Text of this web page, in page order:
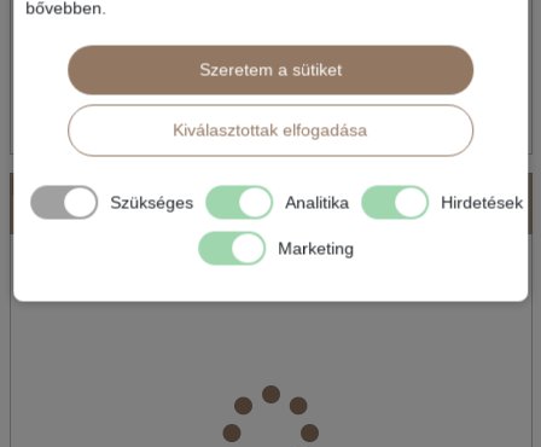
KANÁRI-SZIGETEK
bővebben.
Szeretem a sütiket
Kiválasztottak elfogadása
Szükséges Analitika Hirdetések
Marketing